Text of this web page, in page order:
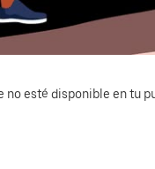
no esté disponible en tu